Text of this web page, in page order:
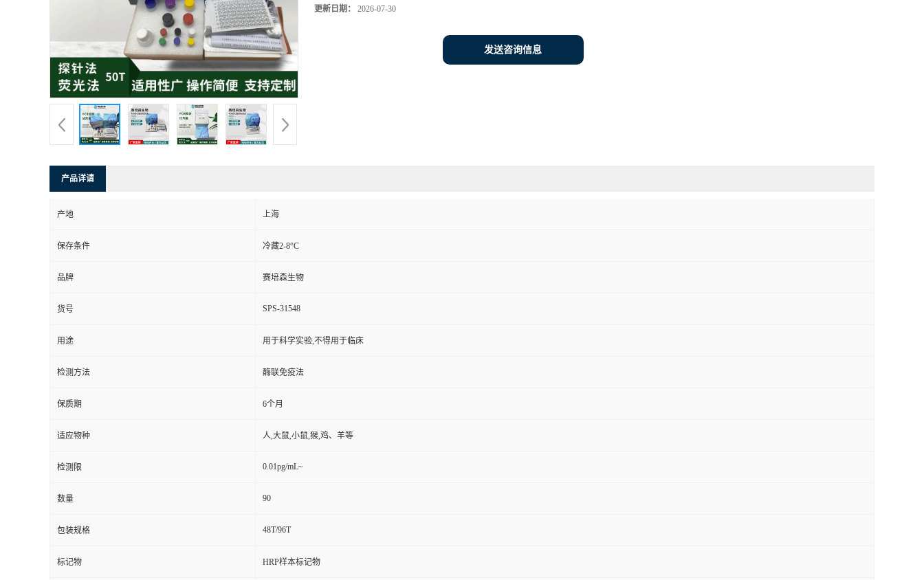
更新日期： 2026-07-30
发送咨询信息
产品详请
产地 上海
保存条件 冷藏2-8°C
品牌 赛培森生物
货号 SPS-31548
用途 用于科学实验,不得用于临床
检测方法 酶联免疫法
保质期 6个月
适应物种 人,大鼠,小鼠,猴,鸡、羊等
检测限 0.01pg/mL~
数量 90
包装规格 48T/96T
标记物 HRP样本标记物